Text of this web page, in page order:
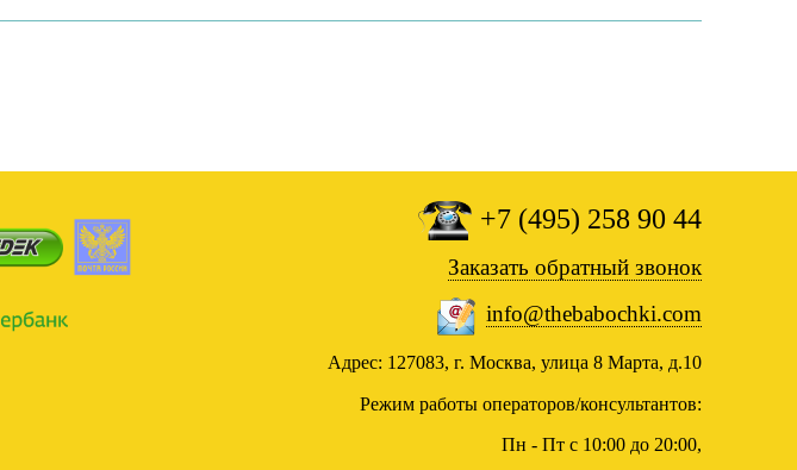
+7 (495) 258 90 44
Заказать обратный звонок
info@thebabochki.com
Адрес: 127083, г. Москва, улица 8 Марта, д.10
Режим работы операторов/консультантов:
Пн - Пт с 10:00 до 20:00,